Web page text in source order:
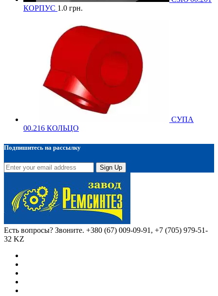
КОРПУС 1.0 грн.
СУПА
00.216 КОЛЬЦО
Подпишитесь на рассылку
Sign Up
Есть вопросы? Звоните. +380 (67) 009-09-91, +7 (705) 979-51-
32 KZ